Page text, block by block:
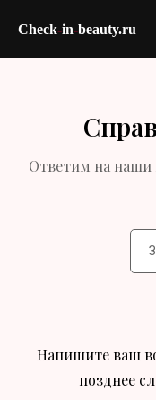
Check-in-beauty.ru
Ответим на
Напишите ваш
позднее